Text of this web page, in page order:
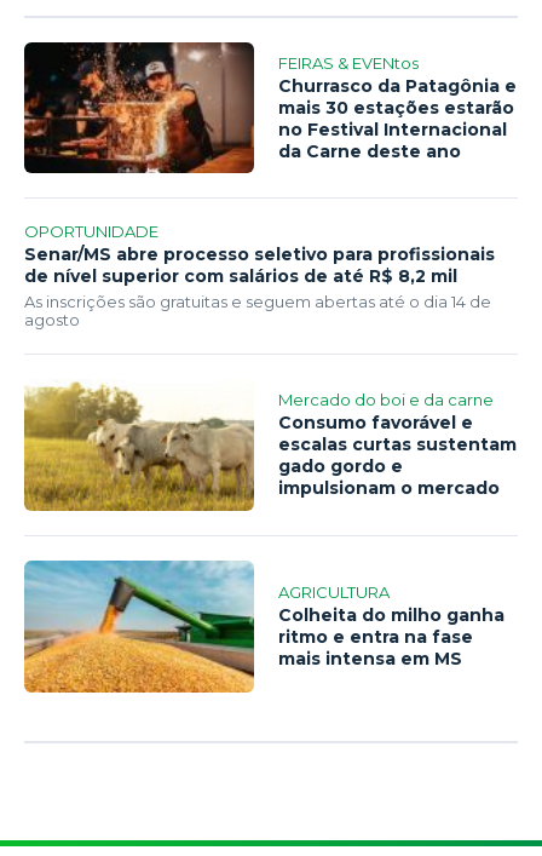
FEIRAS & EVENtos
Churrasco da Patagônia e
mais 30 estações estarão
no Festival Internacional
da Carne deste ano
OPORTUNIDADE
Senar/MS abre processo seletivo para profissionais
de nível superior com salários de até R$ 8,2 mil
As inscrições são gratuitas e seguem abertas até o dia 14 de
agosto
Mercado do boi e da carne
Consumo favorável e
escalas curtas sustentam
gado gordo e
impulsionam o mercado
AGRICULTURA
Colheita do milho ganha
ritmo e entra na fase
mais intensa em MS